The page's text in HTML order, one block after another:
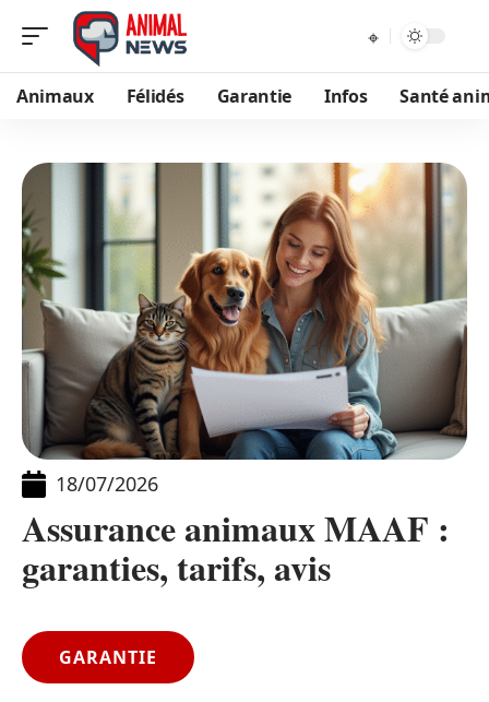
Animaux Félidés Garantie Infos Santé
18/07/2026
Assurance animaux MAAF :
garanties, tarifs, avis
GARANTIE